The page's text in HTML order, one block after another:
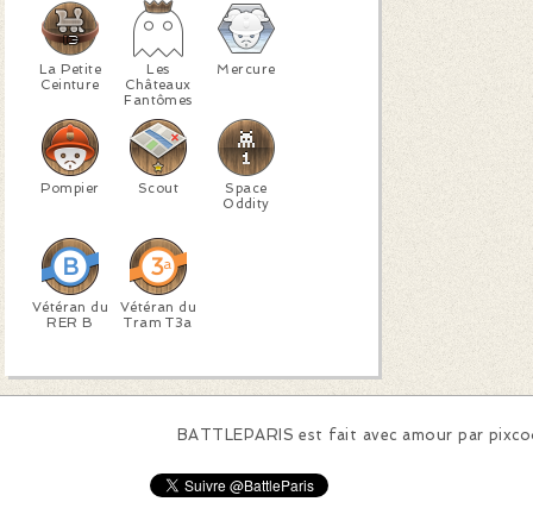
La Petite
Ceinture
Les
Châteaux
Fantômes
Mercure
Pompier Scout
Space
Oddity
Vétéran du
RER B
Vétéran du
Tram T3a
BATTLEPARIS est fait avec amour par